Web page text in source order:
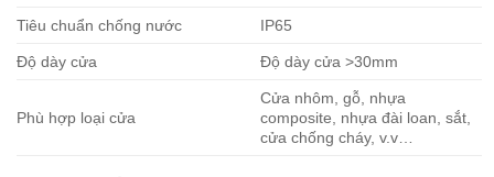
Tiêu chuẩn chống nước IP65
Độ dày cửa Độ dày cửa >30mm
Phù hợp loại cửa
Cửa nhôm, gỗ, nhựa
composite, nhựa đài loan, sắt,
cửa chống cháy, v.v…